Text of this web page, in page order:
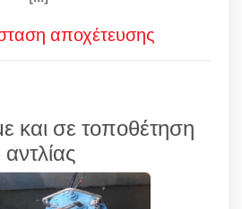
αποχέτευσης
και σε τοποθέτηση
αντλίας